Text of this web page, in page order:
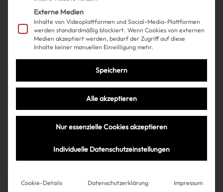
10 Fake Fur Mäntel, in denen du
nicht aussiehst wie ein Yeti
Externe Medien
Inhalte von Videoplattformen und Social-Media-Plattformen
werden standardmäßig blockiert. Wenn Cookies von externen
Medien akzeptiert werden, bedarf der Zugriff auf diese
Inhalte keiner manuellen Einwilligung mehr.
Speichern
Alle akzeptieren
Nur essenzielle Cookies akzeptieren
Individuelle Datenschutzeinstellungen
Cookie-Details Datenschutzerklärung Impressum